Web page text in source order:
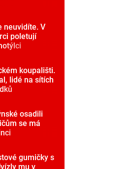
neuvidíte. V
poletují
koupališti.
lidé na sítích
osadili
se má
gumičky s
mu v